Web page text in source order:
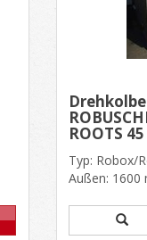
ROOTS
Typ: Robox/
Außen: 1600